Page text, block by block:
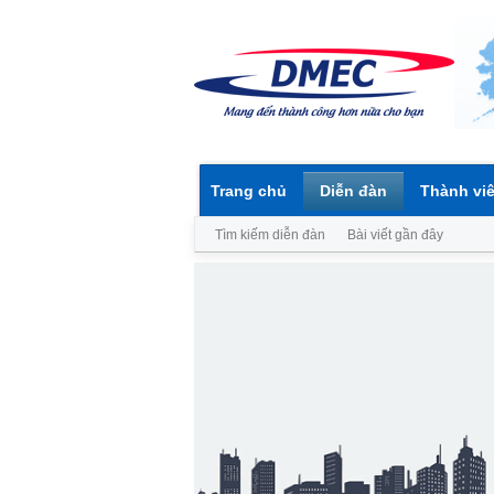
Trang chủ Diễn đàn
Tìm kiếm diễn đàn Bài viết gần đây
Thành